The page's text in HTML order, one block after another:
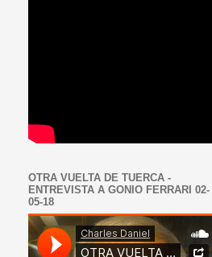
OTRA VUELTA DE TUERCA -
ENTREVISTA A GONIO FERRARI 02-
05-18